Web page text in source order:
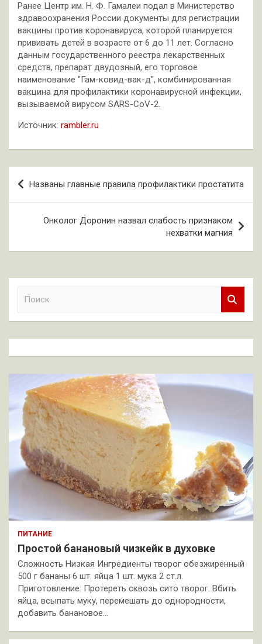
Ранее Центр им. Н. Ф. Гамалеи подал в Министерство
здравоохранения России документы для регистрации
вакцины против коронавируса, которой планируется
прививать детей в возрасте от 6 до 11 лет. Согласно
данным государственного реестра лекарственных
средств, препарат двудозный, его торговое
наименование "Гам-ковид-вак-д", комбинированная
вакцина для профилактики коронавирусной инфекции,
вызываемой вирусом SARS-CoV-2.
Источник: rambler.ru
Навигация
по
записям
Названы главные правила профилактики простатита
Онколог Доронин назвал слабость признаком
нехватки магния
к
ПИТАНИЕ
Простой банановый чизкейк в духовке
Сложность Низкая Ингредиенты творог обезжиренный
500 г бананы 6 шт. яйца 1 шт. мука 2 ст.л.
Приготовление: Протереть сквозь сито творог. Вбить
яйца, всыпать муку, перемешать до однородности,
добавить банановое…